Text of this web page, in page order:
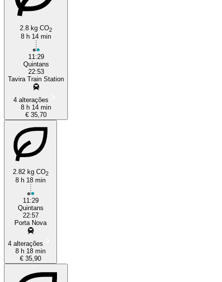
2.8 kg CO2
8 h 14 min
11:29
Quintans
22:53
Tavira Train Station
4 alterações
8 h 14 min
€ 35,70
2.82 kg CO2
8 h 18 min
11:29
Quintans
22:57
Porta Nova
4 alterações
8 h 18 min
€ 35,90